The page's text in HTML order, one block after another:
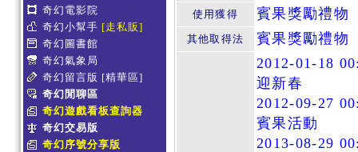
奇幻電影院
奇幻小幫手 [走私販]
奇幻圖書館
奇幻氣象局
奇幻留言版 [精華區]
奇幻閒聊區
奇幻遊戲看板查詢器
奇幻交易版
奇幻序號分享版
使用獲得 賓果獎勵禮物
其他取得法 賓果獎勵禮物
2012-01-18
迎新春
2012-09-27
賓果活動
2013-08-29